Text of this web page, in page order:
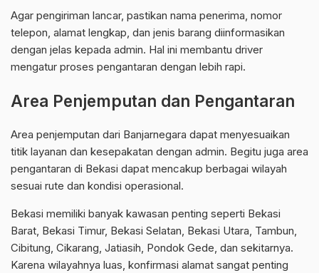
Agar pengiriman lancar, pastikan nama penerima, nomor
telepon, alamat lengkap, dan jenis barang diinformasikan
dengan jelas kepada admin. Hal ini membantu driver
mengatur proses pengantaran dengan lebih rapi.
Area Penjemputan dan Pengantaran
Area penjemputan dari Banjarnegara dapat menyesuaikan
titik layanan dan kesepakatan dengan admin. Begitu juga area
pengantaran di Bekasi dapat mencakup berbagai wilayah
sesuai rute dan kondisi operasional.
Bekasi memiliki banyak kawasan penting seperti Bekasi
Barat, Bekasi Timur, Bekasi Selatan, Bekasi Utara, Tambun,
Cibitung, Cikarang, Jatiasih, Pondok Gede, dan sekitarnya.
Karena wilayahnya luas, konfirmasi alamat sangat penting